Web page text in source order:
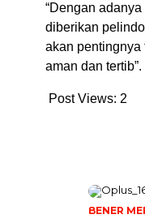
“Dengan
diberikan
akan pentingnya
aman dan
Post Views: 2
BENER